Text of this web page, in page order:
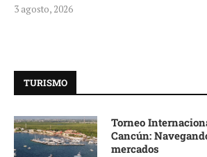
3 agosto, 2026
TURISMO
Torneo
Cancún:
mercados